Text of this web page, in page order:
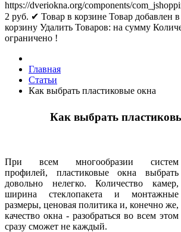
https://dveriokna.org/components/
2 руб. ✔ Товар в корзине Товар добавлен
корзину Удалить Товаров: на сумму
ограничено !
Главная
Статьи
Как выбрать пластиковые окна
Как выбрать
При всем многообразии систем
профилей, пластиковые окна выбрать
довольно нелегко. Количество камер,
ширина стеклопакета и монтажные
размеры, ценовая политика и, конечно же,
качество окна - разобраться во всем этом
сразу сможет не каждый.